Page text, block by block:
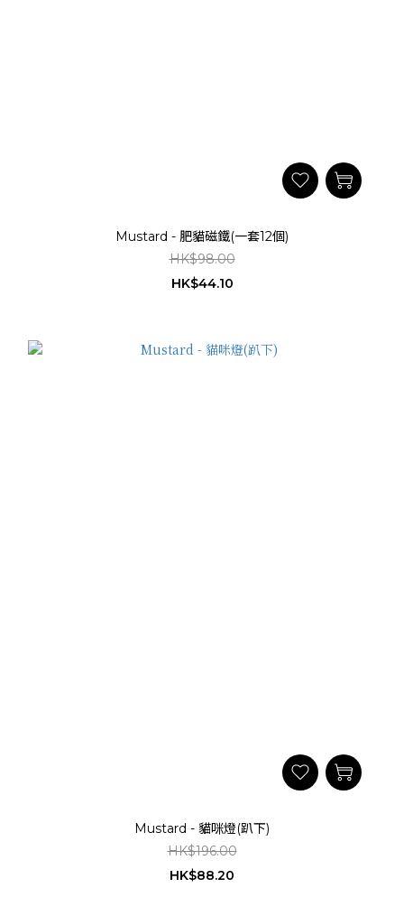
Mustard - 肥貓磁鐵(一套12個)
HK$98.00
HK$44.10
Mustard - 貓咪燈(趴下)
HK$196.00
HK$88.20